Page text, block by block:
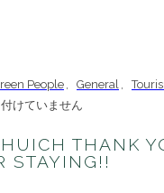
People , General ,
けていません
THANK
STAYING!!